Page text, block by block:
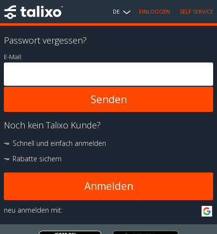
DE EINLOGGEN SELF SERVICE
Passwort vergessen?
E-Mail:
Noch kein Talixo Kunde?
Schnell und einfach anmelden
Rabatte sichern
Anmelden
neu anmelden mit: